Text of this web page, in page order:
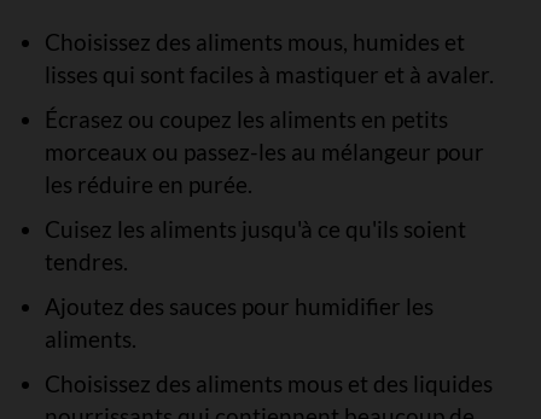
Choisissez des aliments mous, humides et
lisses qui sont faciles à mastiquer et à avaler.
Écrasez ou coupez les aliments en petits
morceaux ou passez-les au mélangeur pour
les réduire en purée.
Cuisez les aliments jusqu'à ce qu'ils soient
tendres.
Ajoutez des sauces pour humidifier les
aliments.
Choisissez des aliments mous et des liquides